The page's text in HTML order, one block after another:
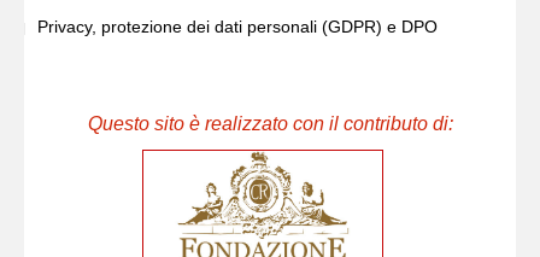
Privacy, protezione dei dati personali (GDPR) e DPO
Questo sito è realizzato con il contributo di: